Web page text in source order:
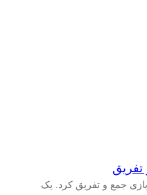
جمع و تفریق کرد. یک